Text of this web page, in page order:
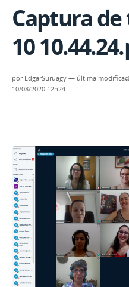
Captura de
10
por EdgarSuruagy — última
10/08/2020 12h24